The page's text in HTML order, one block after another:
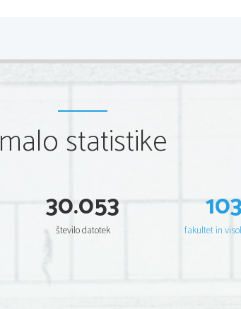
malo statistike
30.053
število datotek
103
fakultet in